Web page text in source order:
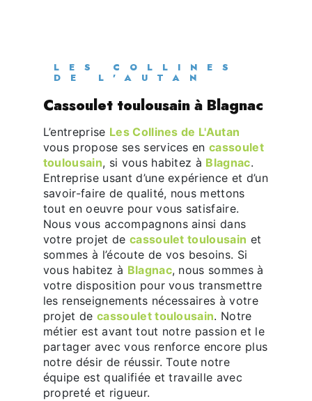
LES COLLINES
DE L'AUTAN
cassoulet toulousain à Blagnac
L’entreprise Les Collines de L'Autan
vous propose ses services encassoulet
toulousain, si vous habitez à Blagnac.
Entreprise usant d’une expérience et d’un
savoir-faire de qualité, nous mettons
tout en oeuvre pour vous satisfaire.
Nous vous accompagnons ainsi dans
votre projet de cassoulet toulousain et
sommes à l’écoute de vos besoins. Si
vous habitez à Blagnac, nous sommes à
votre disposition pour vous transmettre
les renseignements nécessaires à votre
projet de cassoulet toulousain. Notre
métier est avant tout notre passion et le
partager avec vous renforce encore plus
notre désir de réussir. Toute notre
équipe est qualifiée et travaille avec
propreté et rigueur.